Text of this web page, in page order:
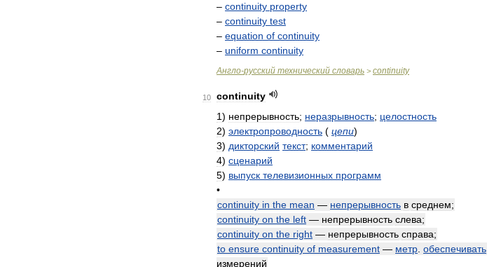
– continuity property
– continuity test
– equation of continuity
– uniform continuity
Англо-русский технический словарь > continuity
10
continuity
1) непрерывность; неразрывность; целостность
2) электропроводность ( цепи)
3) дикторский текст; комментарий
4) сценарий
5) выпуск телевизионных программ
•
continuity in the mean — непрерывность в среднем;
continuity on the left — непрерывность слева;
continuity on the right — непрерывность справа;
to ensure continuity of measurement — метр обеспечивать
измерений